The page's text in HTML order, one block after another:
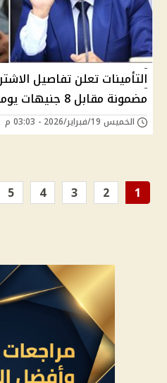
التأمينات تعلن تفاصيل
مضمونة مقابل 8 جنيهات يوميًا لدعم غير المنتظمين
الخميس 19/فبراير/2026 - 03:03 م
1
2
3
4
5